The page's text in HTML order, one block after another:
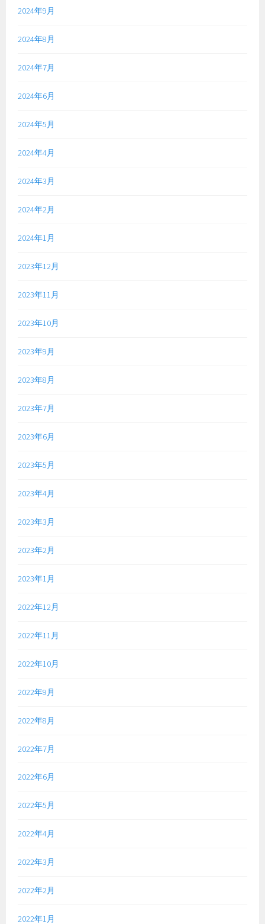
2024年9月
2024年8月
2024年7月
2024年6月
2024年5月
2024年4月
2024年3月
2024年2月
2024年1月
2023年12月
2023年11月
2023年10月
2023年9月
2023年8月
2023年7月
2023年6月
2023年5月
2023年4月
2023年3月
2023年2月
2023年1月
2022年12月
2022年11月
2022年10月
2022年9月
2022年8月
2022年7月
2022年6月
2022年5月
2022年4月
2022年3月
2022年2月
2022年1月